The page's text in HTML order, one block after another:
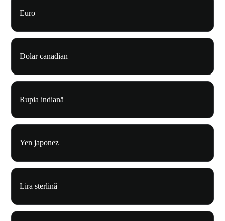
Euro
Dolar canadian
Rupia indiană
Yen japonez
Lira sterlină